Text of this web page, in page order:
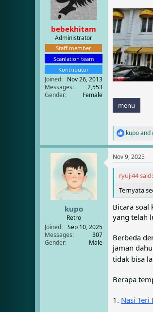
n
s
:
bebekhitam
Administrator
Staff member
Scanlation team
Kontributor
Joined
Nov 26, 2013
Messages
2,553
Gender
Female
menu
R
e
c
t
n
s
:
kupoand
kupo
Retro
Joined
Sep 10, 2025
Messages
307
Gender
Male
Nov 9, 2025
ryuji44 said:
Ternyata
Bicara
yang telah
Berbeda
jaman
tidak bisa
Berapa
1. Nasi Teri